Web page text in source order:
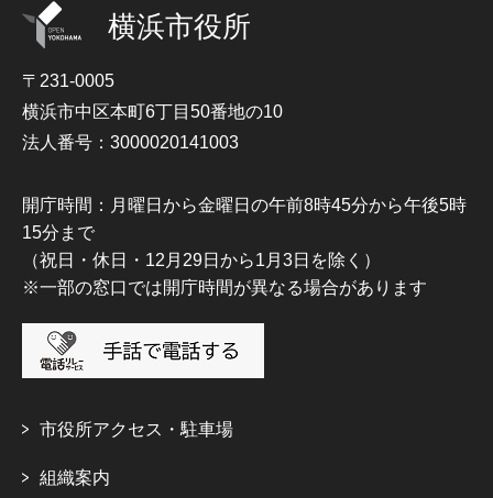
横浜市役所
〒231-0005
横浜市中区本町6丁目50番地の10
法人番号：3000020141003
開庁時間：月曜日から金曜日の午前8時45分から午後5時
15分まで
（祝日・休日・12月29日から1月3日を除く）
※一部の窓口では開庁時間が異なる場合があります
市役所アクセス・駐車場
組織案内